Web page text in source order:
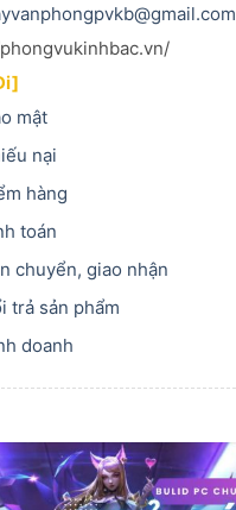
mật
nại
hàng
toán
chuyển, giao nhận
trả sản phẩm
doanh